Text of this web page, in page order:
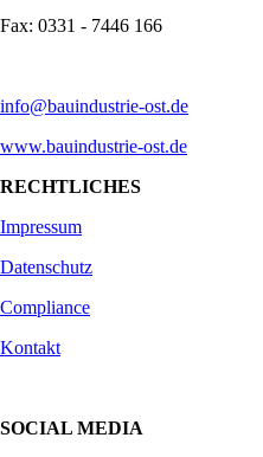
Fax: 0331 - 7446 166
info@bauindustrie-ost.de
www.bauindustrie-ost.de
RECHTLICHES
Impressum
Datenschutz
Compliance
Kontakt
SOCIAL MEDIA